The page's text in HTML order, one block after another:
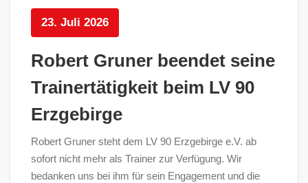
23. Juli 2026
Robert Gruner beendet seine
Trainertätigkeit beim LV 90
Erzgebirge
Robert Gruner steht dem LV 90 Erzgebirge e.V. ab
sofort nicht mehr als Trainer zur Verfügung. Wir
bedanken uns bei ihm für sein Engagement und die